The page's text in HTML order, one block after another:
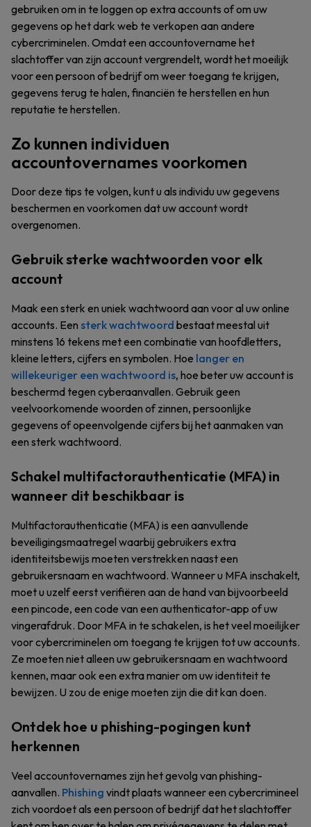
gebruiken om in te loggen op extra accounts of om uw
gegevens op het dark web te verkopen aan andere
cybercriminelen. Omdat een accountovername het
slachtoffer van zijn account vergrendelt, wordt het moeilijk
voor een persoon of bedrijf om weer toegang te krijgen,
gegevens terug te halen, financiën te herstellen en hun
reputatie te herstellen.
Zo kunnen individuen
accountovernames voorkomen
Door deze tips te volgen, kunt u als individu uw gegevens
beschermen en voorkomen dat uw account wordt
overgenomen.
Gebruik sterke wachtwoorden voor elk
account
Maak een sterk en uniek wachtwoord aan voor al uw online
accounts. Een sterk wachtwoord bestaat meestal uit
minstens 16 tekens met een combinatie van hoofdletters,
kleine letters, cijfers en symbolen. Hoe langer en
willekeuriger een wachtwoord is, hoe beter uw account is
beschermd tegen cyberaanvallen. Gebruik geen
veelvoorkomende woorden of zinnen, persoonlijke
gegevens of opeenvolgende cijfers bij het aanmaken van
een sterk wachtwoord.
Schakel multifactorauthenticatie (MFA) in
wanneer dit beschikbaar is
Multifactorauthenticatie (MFA) is een aanvullende
beveiligingsmaatregel waarbij gebruikers extra
identiteitsbewijs moeten verstrekken naast een
gebruikersnaam en wachtwoord. Wanneer u MFA inschakelt,
moet u uzelf eerst verifiëren aan de hand van bijvoorbeeld
een pincode, een code van een authenticator-app of uw
vingerafdruk. Door MFA in te schakelen, is het veel moeilijker
voor cybercriminelen om toegang te krijgen tot uw accounts.
Ze moeten niet alleen uw gebruikersnaam en wachtwoord
kennen, maar ook een extra manier om uw identiteit te
bewijzen. U zou de enige moeten zijn die dit kan doen.
Ontdek hoe u phishing-pogingen kunt
herkennen
Veel accountovernames zijn het gevolg van phishing-
aanvallen. Phishing vindt plaats wanneer een cybercrimineel
zich voordoet als een persoon of bedrijf dat het slachtoffer